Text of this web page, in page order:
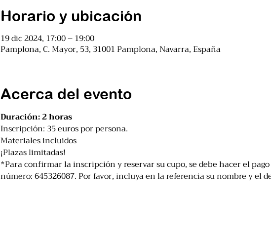
Horario y ubicación
19 dic 2024, 17:00 – 19:00
Pamplona, C. Mayor, 53, 31001 Pamplona, Navarra, España
Acerca del evento
Duración: 2 horas
Inscripción: 35 euros por persona.
Materiales incluidos
¡Plazas limitadas!
*Para confirmar la inscripción y reservar su cupo, se debe hacer el
número: 645326087. Por favor, incluya en la referencia su nombre y el